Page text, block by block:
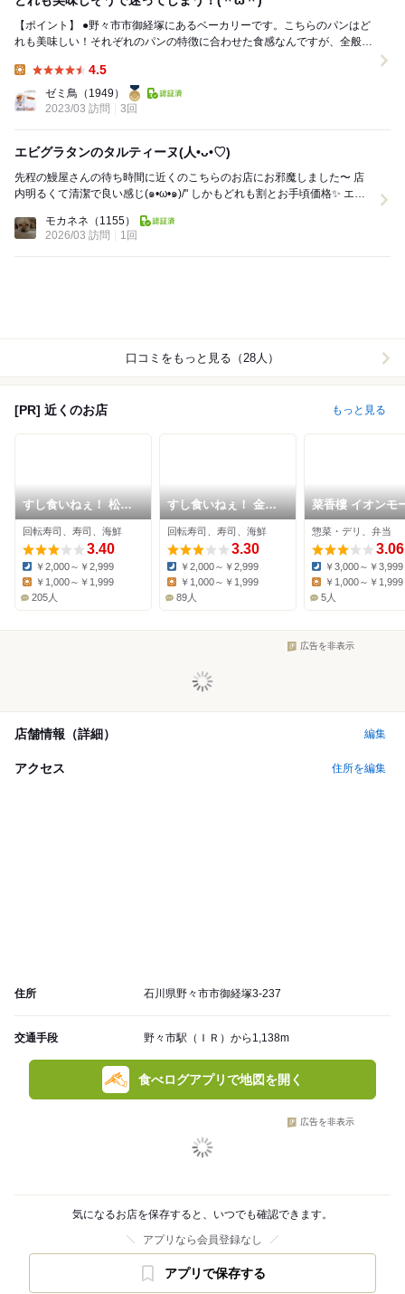
【ポイント】 ●野々市市御経塚にあるベーカリーです。こちらのパンはど
れも美味しい！それぞれのパンの特徴に合わせた食感なんですが、全般的
4.5
ゼミ鳥 （1949）
2023/03 訪問
3回
エビグラタンのタルティーヌ(人•ᴗ•♡)
先程の鰻屋さんの待ち時間に近くのこちらのお店にお邪魔しました〜 店
内明るくて清潔で良い感じ(๑•ω•๑)/" しかもどれも割とお手頃価格✨️ エビ
モカネネ （1155）
2026/03 訪問
1回
口コミをもっと見る（28人）
[PR] 近くのお店 もっと見る
すし食いねぇ！ 松任
本店
回転寿司、寿司、海鮮
3.40
Dinner:
￥2,000～￥2,999
￥1,000～￥1,999
205人
すし食いねぇ！ 金沢
寺地店
回転寿司、寿司、海鮮
3.30
Dinner:
￥2,000～￥2,999
Lunch:
￥1,000～￥1,999
89人
菜香樓 イオンモ
白山店
惣菜・デリ、弁当
3.06
Dinner:
￥3,000～￥3,999
Lunch:
￥1,000～￥1,999
5人
広告を非表示
店舗情報（詳細） 編集
アクセス 住所を編集
住所 石川県野々市市御経塚3-237
交通手段 野々市駅（ＩＲ）から1,138m
食べログアプリで地図を開く
広告を非表示
気になるお店を保存すると、いつでも確認できます。
アプリなら会員登録なし
アプリで保存する